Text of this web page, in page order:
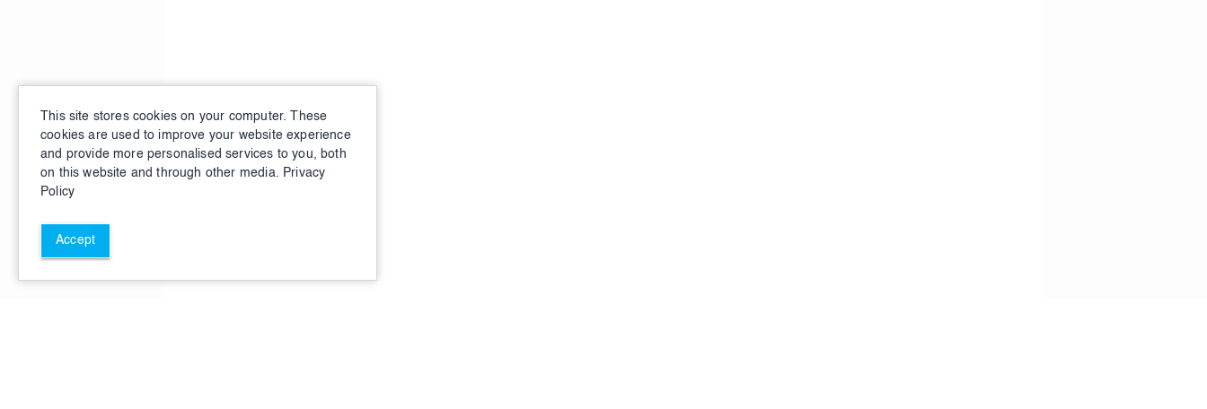
This site stores cookies on your computer. These
cookies are used to improve your website experience
and provide more personalised services to you, both
on this website and through other media. Privacy
Policy
Accept